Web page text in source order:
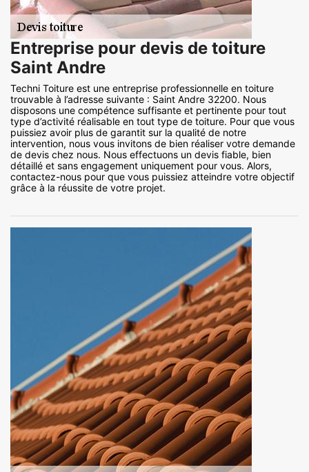
Entreprise pour devis de toiture
Saint Andre
Techni Toiture est une entreprise professionnelle en toiture
trouvable à l’adresse suivante : Saint Andre 32200. Nous
disposons une compétence suffisante et pertinente pour tout
type d’activité réalisable en tout type de toiture. Pour que vous
puissiez avoir plus de garantit sur la qualité de notre
intervention, nous vous invitons de bien réaliser votre demande
de devis chez nous. Nous effectuons un devis fiable, bien
détaillé et sans engagement uniquement pour vous. Alors,
contactez-nous pour que vous puissiez atteindre votre objectif
grâce à la réussite de votre projet.